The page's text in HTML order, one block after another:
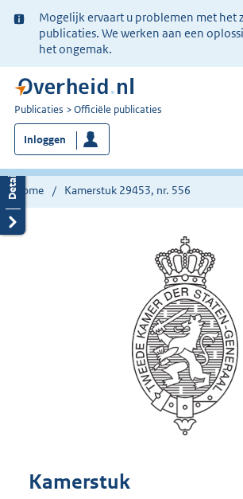
Ter
informatie:
Mogelijk ervaart u problemen met het
publicaties. We werken aan een
het ongemak.
U
bent
nu
hier:
Publicaties Officiële publicaties
Inloggen
Home Kamerstuk 29453, nr. 556
Kamerstuk